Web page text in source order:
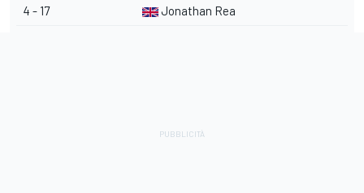
4 - 17 Jonathan Rea